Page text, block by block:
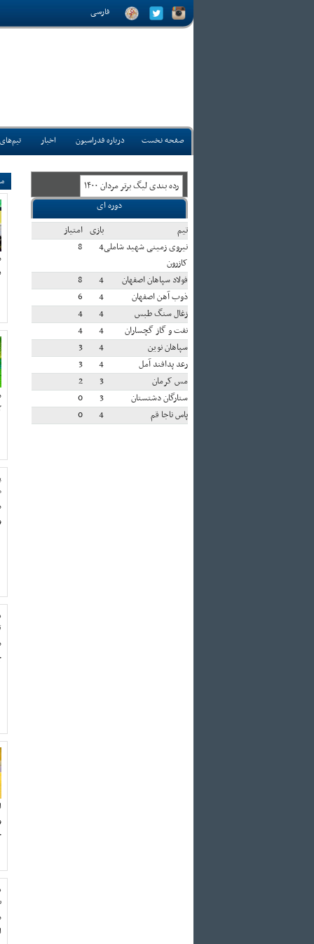
فارسی
صفحه نخست درباره فدراسیون اخبار
رده بندی ليگ برتر مردان ۱۴۰۰
دوره ای
تيم
بازی امتياز
نیروی زمینی شهید شاملی
کازرون
4
8
فولاد سپاهان اصفهان 4
8
ذوب آهن اصفهان
4
6
زغال سنگ طبس
4
4
نفت و گاز گچساران
4
4
سپاهان نوین
4
3
رعد پدافند آمل
4
3
مس کرمان
3
2
ستارگان دشتستان
3
0
پاس ناجا قم
4
0